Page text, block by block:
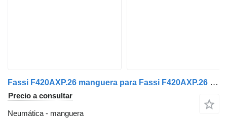
Fassi F420AXP.26 manguera para Fassi F420AXP.26 grúa autocargante
Precio a consultar
Neumática - manguera